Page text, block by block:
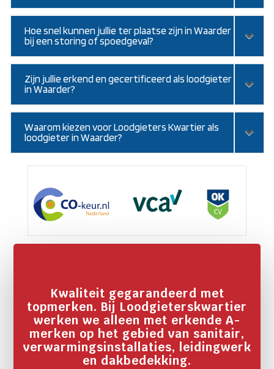
Hoe snel kunnen jullie ter plaatse zijn in Waarder
bij een storing of spoedgeval?
Zijn jullie erkend en gecertificeerd als loodgieter
in Waarder?
Waarom kiezen voor Loodgieters Kwartier als
loodgieter in Waarder?
Kwaliteit gegarandeerd met
topmerken. Bij Loodgieterskwartier
werken we alleen met erkende A-
merken op het gebied van sanitair,
verwarmingsinstallaties, leidingwerk
en dakbedekking.